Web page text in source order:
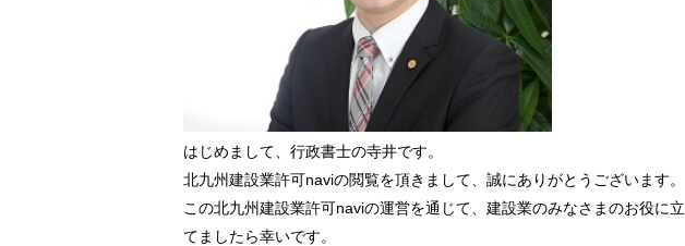
はじめまして、行政書士の寺井です。
北九州建設業許可naviの閲覧を頂きまして、誠にありがとうございます。
この北九州建設業許可naviの運営を通じて、建設業のみなさまのお役に立
てましたら幸いです。